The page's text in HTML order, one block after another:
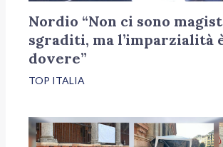
Nordio “Non ci sono
sgraditi, ma l’imparzialità
dovere”
TOP ITALIA